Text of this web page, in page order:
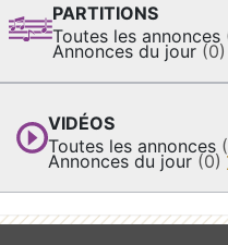
PARTITIONS
Toutes les annonces
Annonces du jour (0)
VIDÉOS
Toutes les annonces
Annonces du jour (0)